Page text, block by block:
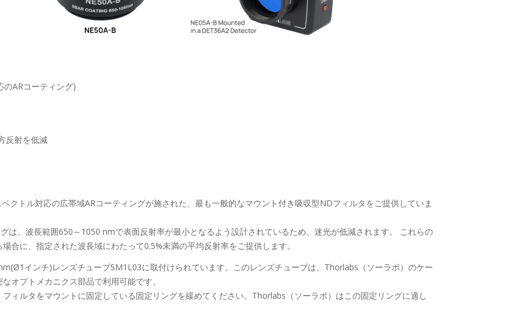
ARコーティング)
反射を低減
クトル対応の広帯域ARコーティングが施された、最も一般的なマウント付き吸収型NDフィルタをご提供していま
は、波長範囲650～1050 nmで表面反射率が最小となるよう設計されているため、迷光が低減されます。 これらの
合に、指定された波長域にわたって0.5%未満の平均反射率をご提供します。
インチ)レンズチューブSM1L03に取付けられています。このレンズチューブは、Thorlabs（ソーラボ）のケー
オプトメカニクス部品で利用可能です。
ィルタをマウントに固定している固定リングを緩めてください。Thorlabs（ソーラボ）はこの固定リングに適し